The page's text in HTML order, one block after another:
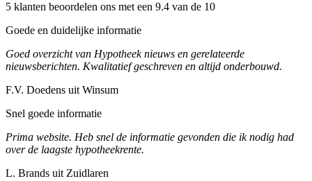
5 klanten beoordelen ons met een 9.4 van de 10
Goede en duidelijke informatie
Goed overzicht van Hypotheek nieuws en gerelateerde
nieuwsberichten. Kwalitatief geschreven en altijd onderbouwd.
F.V. Doedens uit Winsum
Snel goede informatie
Prima website. Heb snel de informatie gevonden die ik nodig had
over de laagste hypotheekrente.
L. Brands uit Zuidlaren